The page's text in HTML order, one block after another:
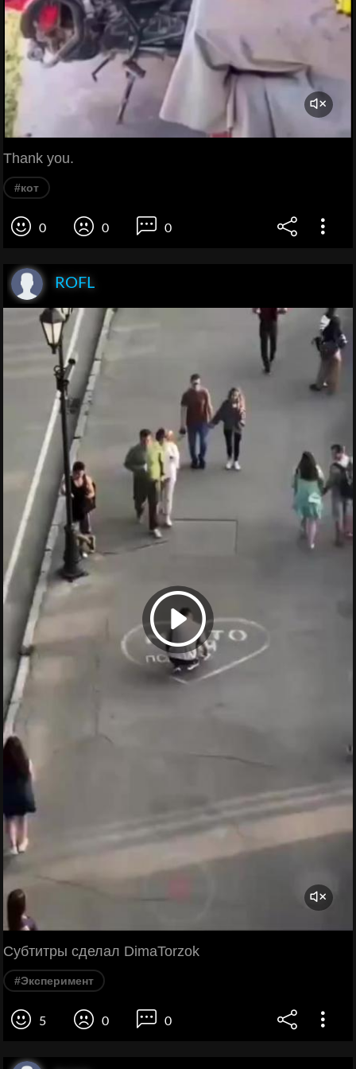
Thank you.
#кот
0 0 0
ROFL
Субтитры сделал DimaTorzok
#Эксперимент
5 0 0